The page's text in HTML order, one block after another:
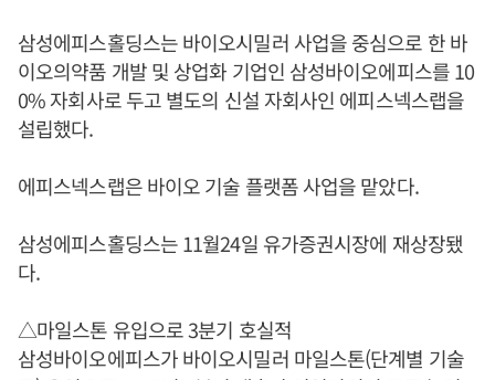
삼성에피스홀딩스는 바이오시밀러 사업을 중심으로 한 바
이오의약품 개발 및 상업화 기업인 삼성바이오에피스를 10
0% 자회사로 두고 별도의 신설 자회사인 에피스넥스랩을
설립했다.
에피스넥스랩은 바이오 기술 플랫폼 사업을 맡았다.
삼성에피스홀딩스는 11월24일 유가증권시장에 재상장됐
다.
△마일스톤 유입으로 3분기 호실적
삼성바이오에피스가 바이오시밀러 마일스톤(단계별 기술